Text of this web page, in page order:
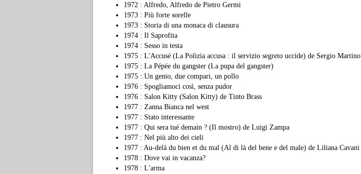
1972 : Alfredo, Alfredo de Pietro Germi
1973 : Più forte sorelle
1973 : Storia di una monaca di clausura
1974 : Il Saprofita
1974 : Sesso in testa
1975 : L'Accusé (La Polizia accusa : il servizio segreto uccide) de Sergio Martino
1975 : La Pépée du gangster (La pupa del gangster)
1975 : Un genio, due compari, un pollo
1976 : Spogliamoci così, senza pudor
1976 : Salon Kitty (Salon Kitty) de Tinto Brass
1977 : Zanna Bianca nel west
1977 : Stato interessante
1977 : Qui sera tué demain ? (Il mostro) de Luigi Zampa
1977 : Nel più alto dei cieli
1977 : Au-delà du bien et du mal (Al di là del bene e del male) de Liliana Cavani
1978 : Dove vai in vacanza?
1978 : L'arma